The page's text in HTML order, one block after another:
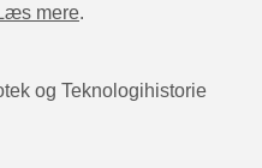
mere.
og Teknologihistorie